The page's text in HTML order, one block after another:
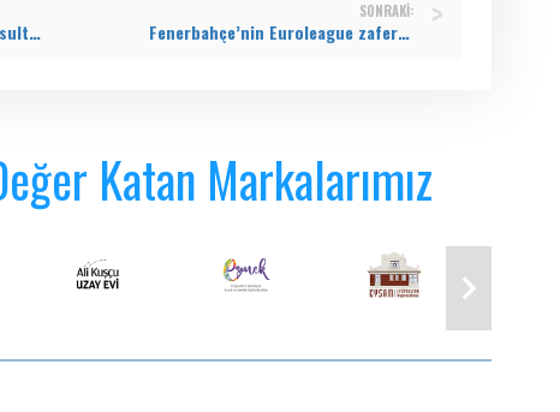
"Abur Cubur Talk Show" Eyüpsultan’ı kahkaya boğdu!
SONRAKI:
Fenerbahçe’nin Euroleague zaferi Eyüpsultan’da dev ekranlarla kutlandı!
Katan Markalarımız